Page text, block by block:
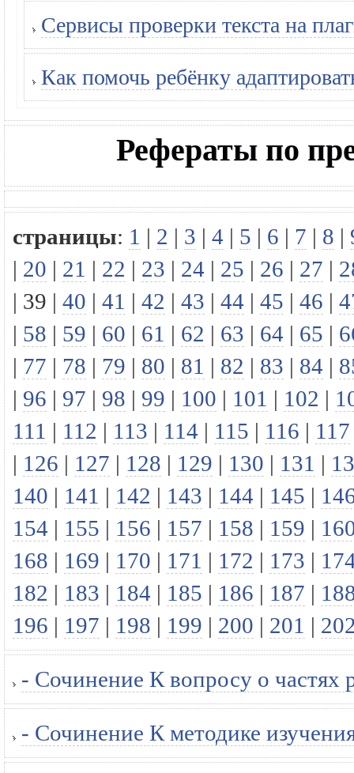
Сервисы проверки текста на
Как помочь ребёнку
Рефераты по
страницы: 1 | 2 | 3 | 4 | 5 | 6 | 7 | 8 |
| 20 | 21 | 22 | 23 | 24 | 25 | 26 | 27 |
| 39 | 40 | 41 | 42 | 43 | 44 | 45 | 46 |
| 58 | 59 | 60 | 61 | 62 | 63 | 64 | 65 |
| 77 | 78 | 79 | 80 | 81 | 82 | 83 | 84 |
| 96 | 97 | 98 | 99 | 100 | 101 | 102 |
111 | 112 | 113 | 114 | 115 | 116 | 117
| 126 | 127 | 128 | 129 | 130 | 131 |
140 | 141 | 142 | 143 | 144 | 145 |
154 | 155 | 156 | 157 | 158 | 159 |
168 | 169 | 170 | 171 | 172 | 173 |
182 | 183 | 184 | 185 | 186 | 187 |
196 | 197 | 198 | 199 | 200 | 201 |
- Сочинение К вопросу о частях
- Сочинение К методике